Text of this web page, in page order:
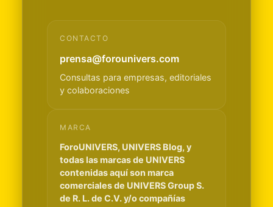
CONTACTO
prensa@forounivers.com
Consultas para empresas, editoriales
y colaboraciones
MARCA
ForoUNIVERS, UNIVERS Blog, y
todas las marcas de UNIVERS
contenidas aquí son marca
comerciales de UNIVERS Group S.
de R. L. de C.V. y/o compañías